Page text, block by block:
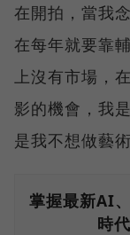
在開拍，當我
在每年就要靠
上沒有市場，
影的機會，我
是我不想做藝術
掌握最新AI
時